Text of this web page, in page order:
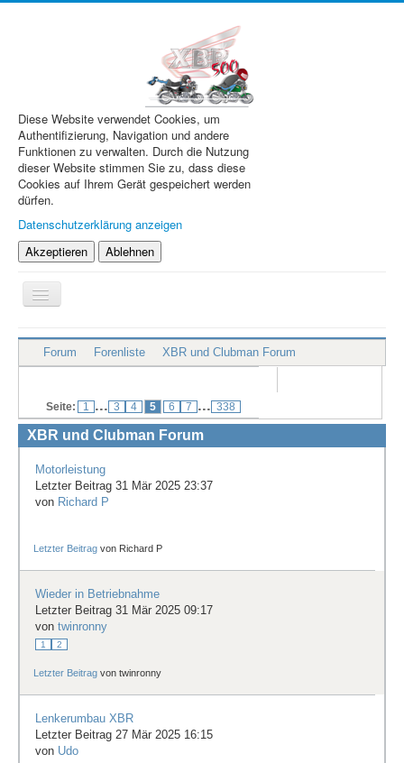
Diese Website verwendet Cookies, um
Authentifizierung, Navigation und andere
Funktionen zu verwalten. Durch die Nutzung
dieser Website stimmen Sie zu, dass diese
Cookies auf Ihrem Gerät gespeichert werden
dürfen.
Datenschutzerklärung anzeigen
Akzeptieren
Ablehnen
Navigation
an/aus
XBR.de
Technik
Forum
Treffen & Touren
Cafe-Ecke
Suche
Forum Forenliste XBR und Clubman Forum
Seite: 1 ... 3 4 5 6 7 ... 338
XBR und Clubman Forum
Motorleistung
Letzter Beitrag 31 Mär 2025 23:37
von Richard P
Letzter Beitrag von Richard P
Wieder in Betriebnahme
Letzter Beitrag 31 Mär 2025 09:17
von twinronny
1 2
Letzter Beitrag vontwinronny
Lenkerumbau XBR
Letzter Beitrag 27 Mär 2025 16:15
von Udo